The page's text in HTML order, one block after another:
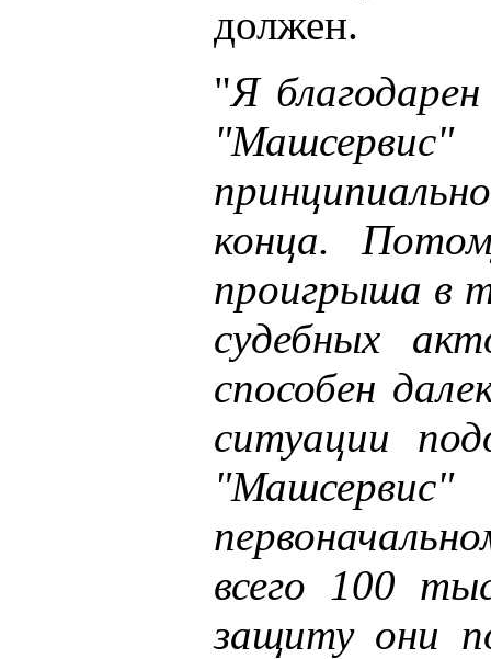
должен.
"Я
конца.
проигрыша в
судебных
способен
ситуации
всего 100
защиту они